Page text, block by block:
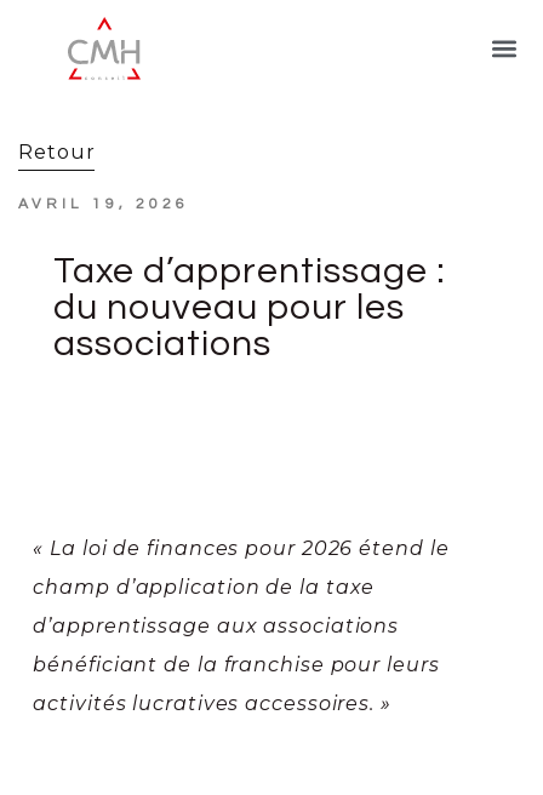
Retour
AVRIL 19, 2026
Taxe d’apprentissage :
du nouveau pour les
associations
« La loi de finances pour 2026 étend le
champ d’application de la taxe
d’apprentissage aux associations
bénéficiant de la franchise pour leurs
activités lucratives accessoires. »